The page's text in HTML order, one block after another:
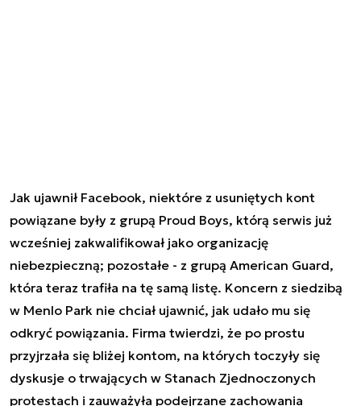
Jak ujawnił Facebook, niektóre z usuniętych kont
powiązane były z grupą Proud Boys, którą serwis już
wcześniej zakwalifikował jako organizację
niebezpieczną; pozostałe - z grupą American Guard,
która teraz trafiła na tę samą listę. Koncern z siedzibą
w Menlo Park nie chciał ujawnić, jak udało mu się
odkryć powiązania. Firma twierdzi, że po prostu
przyjrzała się bliżej kontom, na których toczyły się
dyskusje o trwających w Stanach Zjednoczonych
protestach i zauważyła podejrzane zachowania